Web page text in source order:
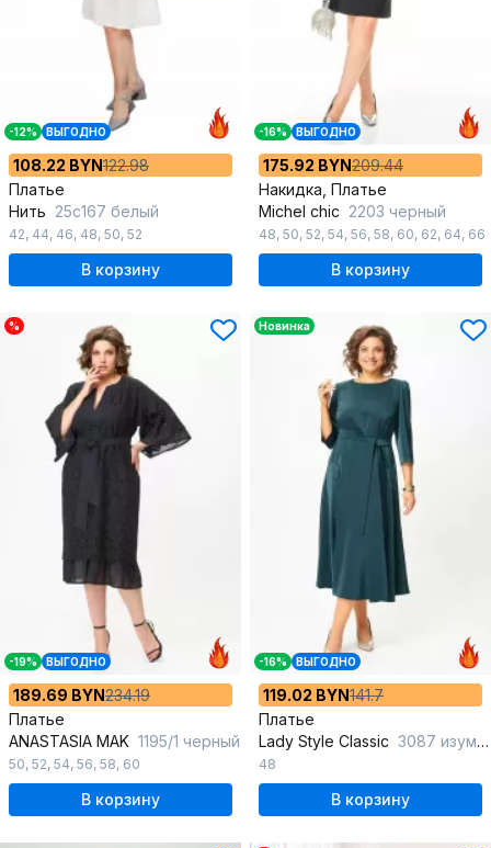
-12% ВЫГОДНО
108.22 BYN122.98
Платье
Нить 25с167 белый
42, 44, 46, 48, 50, 52
В корзину
-16% ВЫГОДНО
175.92 BYN209.44
Накидка, Платье
Michel chic 2203 черный
48, 50, 52, 54, 56, 58, 60, 62, 64, 66
В корзину
%
-19% ВЫГОДНО
189.69 BYN234.19
Платье
ANASTASIA MAK 1195/1 черный
50, 52, 54, 56, 58, 60
В корзину
Новинка
-16% ВЫГОДНО
119.02 BYN141.7
Платье
Lady Style Classic 3087 изумрудный
48
В корзину